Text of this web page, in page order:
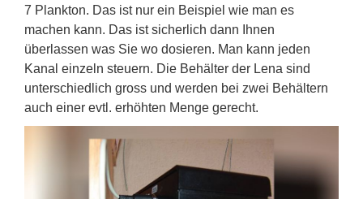
7 Plankton. Das ist nur ein Beispiel wie man es
machen kann. Das ist sicherlich dann Ihnen
überlassen was Sie wo dosieren. Man kann jeden
Kanal einzeln steuern. Die Behälter der Lena sind
unterschiedlich gross und werden bei zwei Behältern
auch einer evtl. erhöhten Menge gerecht.